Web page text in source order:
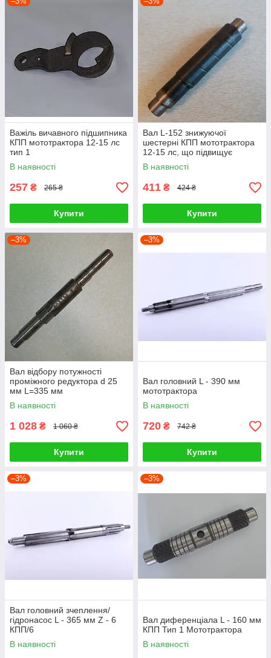
Важіль вичавного підшипника
КПП мототрактора 12-15 лс
тип 1
В наявності
257 ₴ 265 ₴
Купити
Вал L-152 знижуючої
шестерні КПП мототрактора
12-15 лс, що підвищує
В наявності
411 ₴ 424 ₴
Купити
–3%
Вал відбору потужності
проміжного редуктора d 25
мм L=335 мм
В наявності
1 028 ₴ 1 060 ₴
Купити
–3%
Вал головний L - 390 мм
мототрактора
В наявності
720 ₴ 742 ₴
Купити
–3%
Вал головний зчеплення/
гідронасос L - 365 мм Z - 6
КПП/6
В наявності
–3%
Вал диференціала L - 160 мм
КПП Тип 1 Мототрактора
В наявності